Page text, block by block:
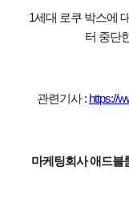
1세대 로쿠 박스에
터 중단
관련기사 : https://
마케팅회사 애드블